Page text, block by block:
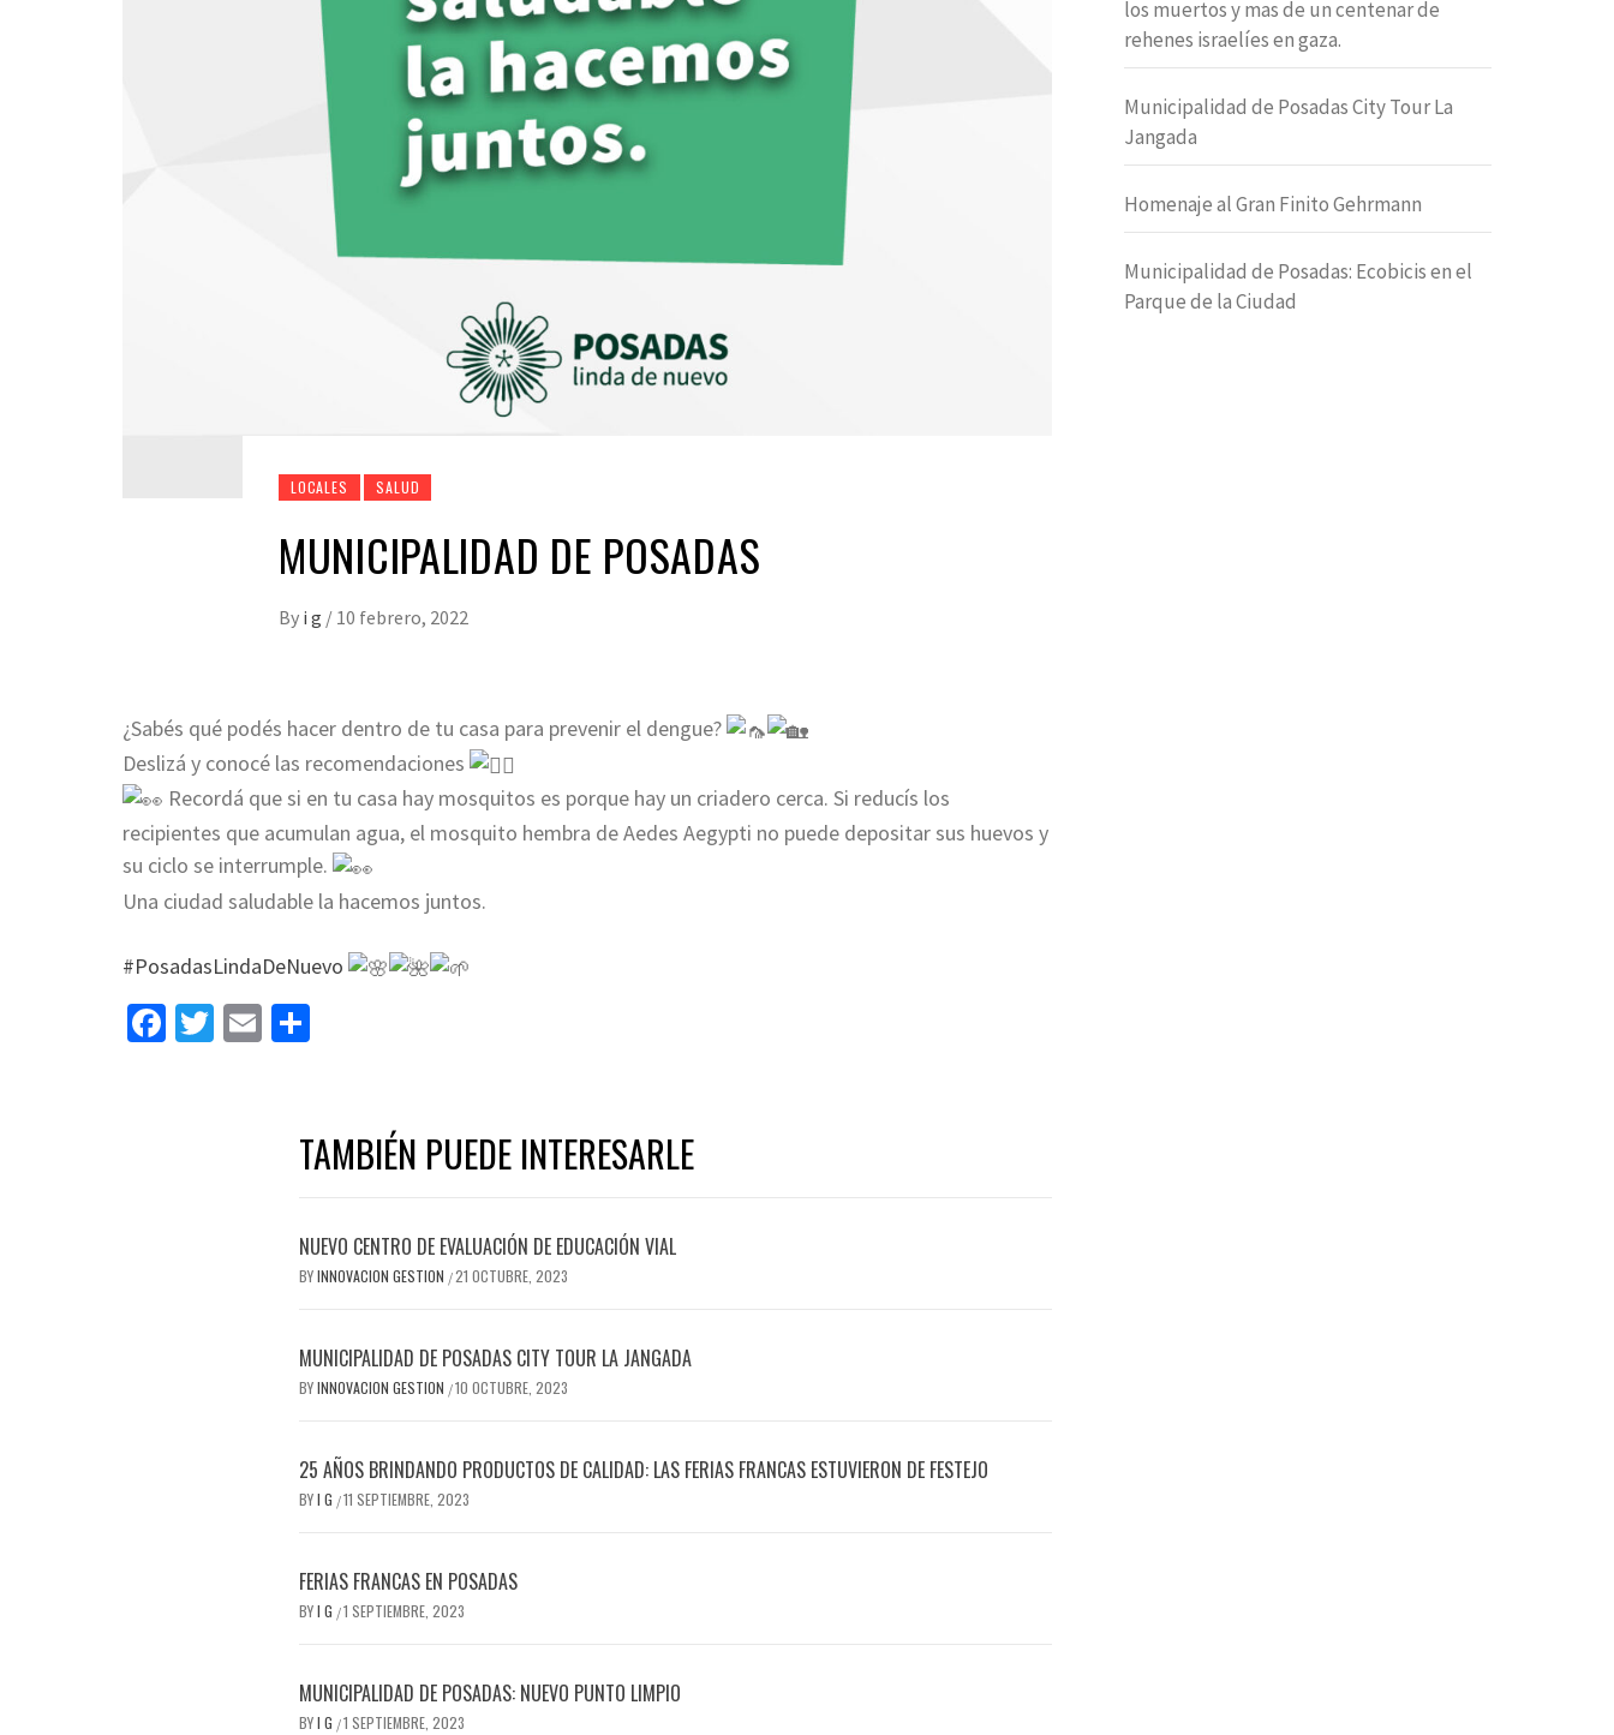
LOCALES SALUD
MUNICIPALIDAD DE POSADAS
By i g / 10 febrero, 2022
¿Sabés qué podés hacer dentro de tu casa para prevenir el dengue?
Deslizá y conocé las recomendaciones
Recordá que si en tu casa hay mosquitos es porque hay un criadero cerca. Si reducís los
recipientes que acumulan agua, el mosquito hembra de Aedes Aegypti no puede depositar sus huevos y
su ciclo se interrumple.
Una ciudad saludable la hacemos juntos.
#PosadasLindaDeNuevo
Facebook
Twitter
Email
TAMBIÉN PUEDE INTERESARLE
NUEVO CENTRO DE EVALUACIÓN DE EDUCACIÓN VIAL
BYINNOVACION GESTION /21 OCTUBRE, 2023
MUNICIPALIDAD DE POSADAS CITY TOUR LA JANGADA
BYINNOVACION GESTION /10 OCTUBRE, 2023
25 AÑOS BRINDANDO PRODUCTOS DE CALIDAD: LAS FERIAS FRANCAS ESTUVIERON DE FESTEJO
BYI G /11 SEPTIEMBRE, 2023
FERIAS FRANCAS EN POSADAS
BYI G /1 SEPTIEMBRE, 2023
MUNICIPALIDAD DE POSADAS: NUEVO PUNTO LIMPIO
BYI G /1 SEPTIEMBRE, 2023
los muertos y mas de un centenar de
rehenes israelíes en gaza.
Municipalidad de Posadas City Tour La
Jangada
Homenaje al Gran Finito Gehrmann
Municipalidad de Posadas: Ecobicis en el
Parque de la Ciudad